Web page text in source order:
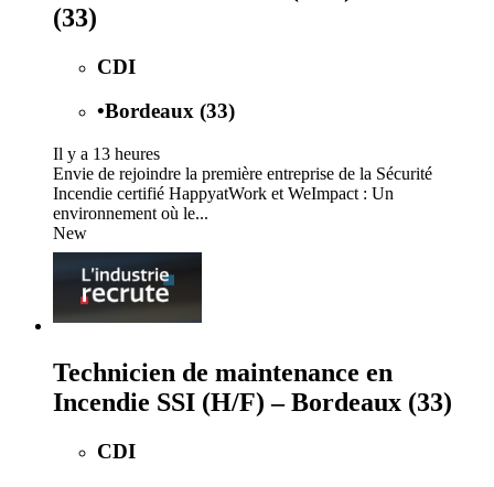
(33)
CDI
•Bordeaux (33)
Il y a 13 heures
Envie de rejoindre la première entreprise de la Sécurité
Incendie certifié HappyatWork et WeImpact : Un
environnement où le...
New
Technicien de maintenance en
Incendie SSI (H/F) – Bordeaux (33)
CDI